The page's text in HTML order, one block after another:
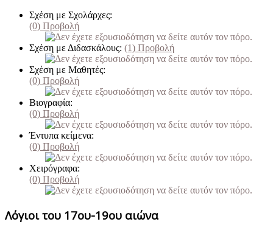
Σχέση με Σχολάρχες:
(0) Προβολή
Σχέση με Διδασκάλους: (1) Προβολή
Σχέση με Μαθητές:
(0) Προβολή
Βιογραφία:
(0) Προβολή
Έντυπα κείμενα:
(0) Προβολή
Χειρόγραφα:
(0) Προβολή
Λόγιοι του 17ου-19ου αιώνα